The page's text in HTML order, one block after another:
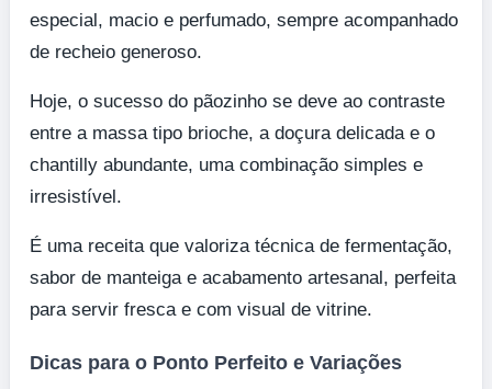
especial, macio e perfumado, sempre acompanhado
de recheio generoso.
Hoje, o sucesso do pãozinho se deve ao contraste
entre a massa tipo brioche, a doçura delicada e o
chantilly abundante, uma combinação simples e
irresistível.
É uma receita que valoriza técnica de fermentação,
sabor de manteiga e acabamento artesanal, perfeita
para servir fresca e com visual de vitrine.
Dicas para o Ponto Perfeito e Variações